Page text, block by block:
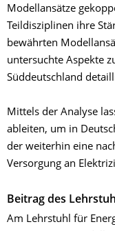
Modellansätze
Teildisziplinen ihre
bewährten
untersuchte Aspekte
Süddeutschland
Mittels der Analyse
ableiten, um in
der weiterhin eine
Versorgung an
Beitrag des
Am Lehrstuhl für